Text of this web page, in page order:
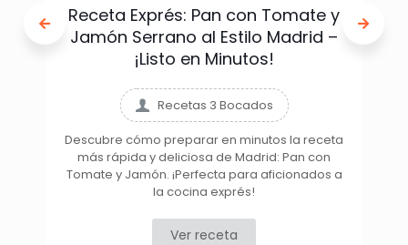
Receta Exprés: Pan con Tomate y
Jamón Serrano al Estilo Madrid –
¡Listo en Minutos!
Recetas 3 Bocados
Descubre cómo preparar en minutos la receta
más rápida y deliciosa de Madrid: Pan con
Tomate y Jamón. ¡Perfecta para aficionados a
la cocina exprés!
Ver receta